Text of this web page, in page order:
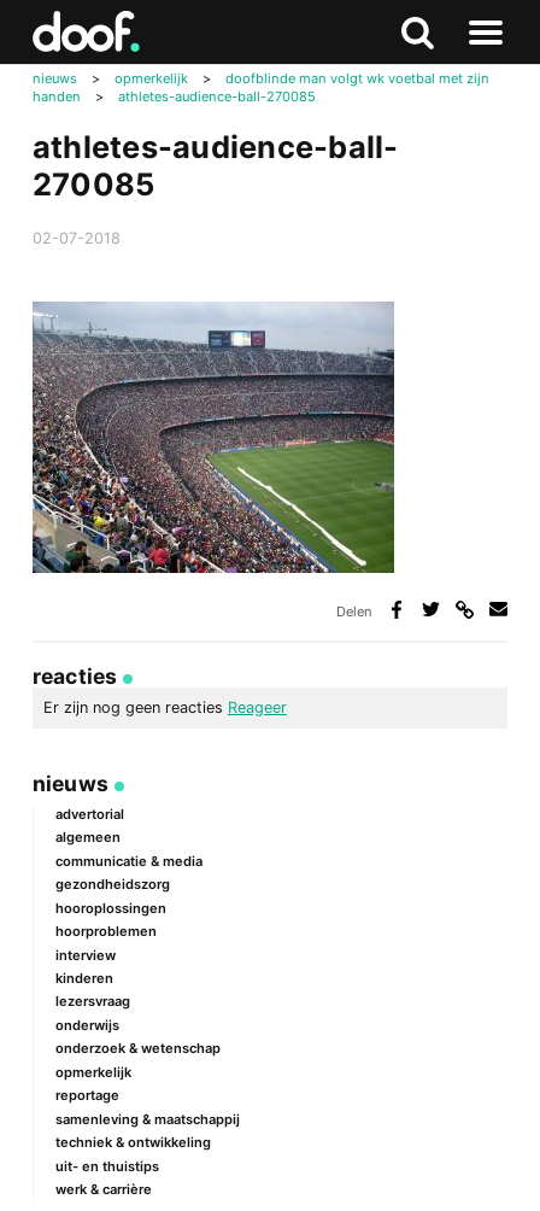
Zoeken
Naar
menu
nieuws > opmerkelijk >
doofblinde man volgt wk voetbal met zijn
handen
> athletes-audience-ball-270085
athletes-audience-ball-
270085
02-07-2018
Delen
reacties
Er zijn nog geen reacties Reageer
Je e-mailadres wordt niet gepubliceerd.
gemarkeerd met
*
Naam*
E-mail*
nieuws
advertorial
algemeen
communicatie & media
gezondheidszorg
hooroplossingen
hoorproblemen
interview
kinderen
lezersvraag
onderwijs
onderzoek & wetenschap
opmerkelijk
reportage
samenleving & maatschappij
techniek & ontwikkeling
uit- en thuistips
werk & carrière
Doof.nl
Zoeken
naar